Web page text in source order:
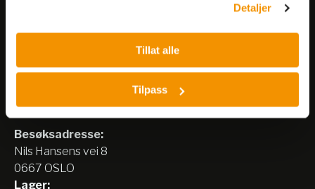
Detaljer
Tillat alle
Tilpass
Nerliens Meszansky AS
Besøksadresse:
Nils Hansens vei 8
0667 OSLO
Lager: